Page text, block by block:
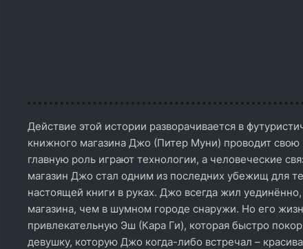
Действие этой истории разворачивается в
книжного магазина Джо (Питер Муни) проводит
главную роль играют технологии, а человеческие
магазин Джо стал одним из последних убежищ для
настоящей книги в руках. Джо всегда жил
магазина, чем в шумном городе снаружи. Но его
привлекательную Эш (Кара Ги), которая быстро
девушку, которую Джо когда-либо встречал –